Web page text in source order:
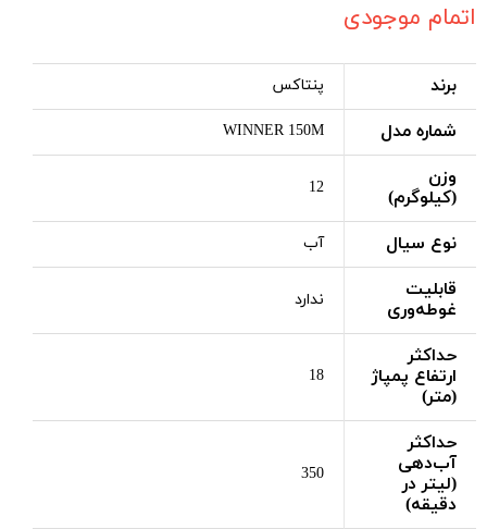
اتمام موجودی
برند پنتاکس
شماره مدل WINNER 150M
وزن
(کیلوگرم)
12
نوع سیال آب
قابلیت
غوطه‌وری
ندارد
حداکثر
ارتفاع پمپاژ
(متر)
18
حداکثر
آب‌دهی
(لیتر در
دقیقه)
350